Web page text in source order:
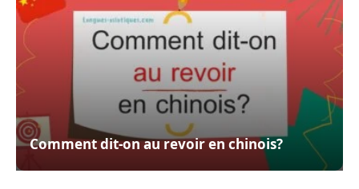
Comment dit-on au revoir en chinois?